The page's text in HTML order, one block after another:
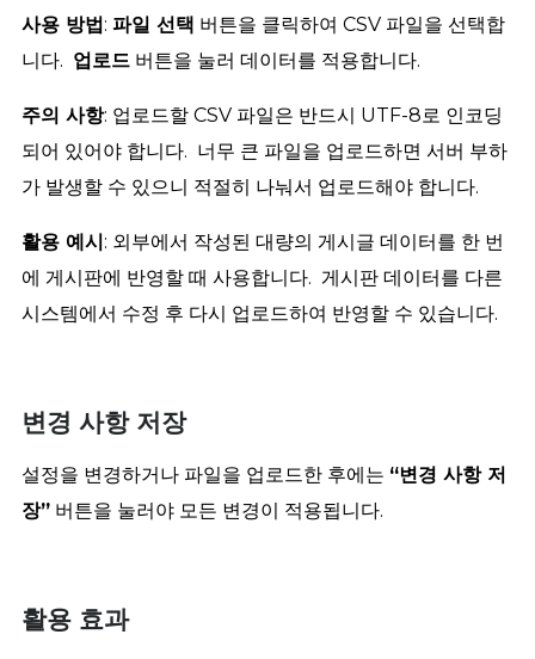
사용 방법 : 파일 선택 버튼을 클릭하여 CSV 파일을 선택합
니다. 업로드 버튼을 눌러 데이터를 적용합니다.
주의 사항: 업로드할 CSV 파일은 반드시 UTF-8로 인코딩
되어 있어야 합니다. 너무 큰 파일을 업로드하면 서버 부하
가 발생할 수 있으니 적절히 나눠서 업로드해야 합니다.
활용 예시 : 외부에서 작성된 대량의 게시글 데이터를 한 번
에 게시판에 반영할 때 사용합니다. 게시판 데이터를 다른
시스템에서 수정 후 다시 업로드하여 반영할 수 있습니다.
변경 사항 저장
설정을 변경하거나 파일을 업로드한 후에는 “변경 사항 저
장” 버튼을 눌러야 모든 변경이 적용됩니다.
활용 효과